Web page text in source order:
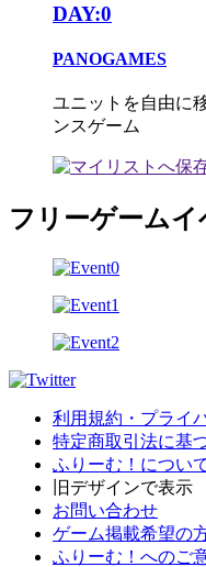
DAY:0
PANOGAMES
ユニットを自由に
ンスゲーム
フリーゲームイ
利用規約・プライ
特定商取引法に基
ふりーむ！につい
旧デザインで表示
お問い合わせ
ゲーム掲載希望の
ふりーむ！へのご